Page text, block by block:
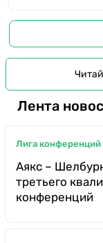
Лента
Лига конференций
Аякс –
третьего
конференций